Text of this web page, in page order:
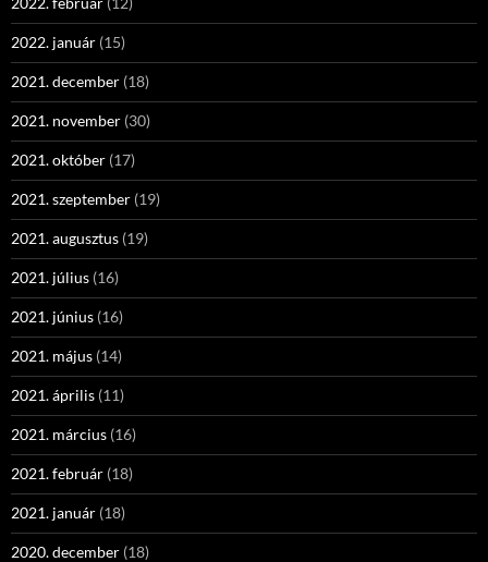
2022. január (15)
2021. december (18)
2021. november (30)
2021. október (17)
2021. szeptember (19)
2021. augusztus (19)
2021. július (16)
2021. június (16)
2021. május (14)
2021. április (11)
2021. március (16)
2021. február (18)
2021. január (18)
2020. december (18)